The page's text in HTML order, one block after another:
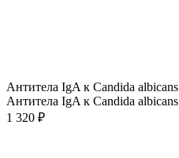
Антитела IgA к Candida albicans
Антитела IgA к Candida albicans
1 320 ₽